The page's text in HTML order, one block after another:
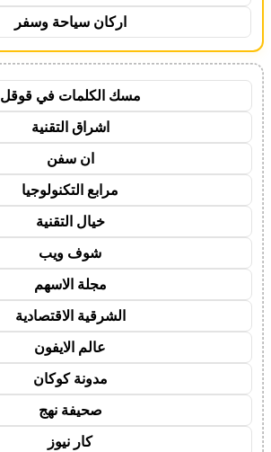
اركان سياحة وسفر
مسك الكلمات في قوقل
اشراق التقنية
ان سفن
مرابع التكنولوجيا
خيال التقنية
شوف ويب
مجلة الاسهم
الشرقية الاقتصادية
عالم الايفون
مدونة كوكان
صحيفة نهج
كار نيوز